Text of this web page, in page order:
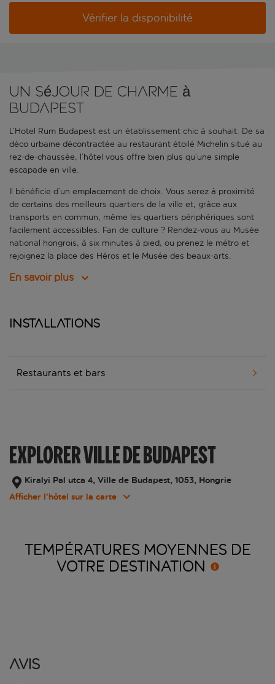
Vérifier la disponibilité
Un séjour de charme à
Budapest
L’Hotel Rum Budapest est un établissement chic à souhait. De sa
déco urbaine décontractée au restaurant étoilé Michelin situé au
rez-de-chaussée, l’hôtel vous offre bien plus qu’une simple
escapade en ville.
Il bénéficie d’un emplacement de choix. Vous serez à proximité
de certains des meilleurs quartiers de la ville et, grâce aux
transports en commun, même les quartiers périphériques sont
facilement accessibles. Fan de culture ? Rendez-vous au Musée
national hongrois, à six minutes à pied, ou prenez le métro et
rejoignez la place des Héros et le Musée des beaux-arts.
En savoir plus
Installations
Restaurants et bars
EXPLORER VILLE DE BUDAPEST
Kiralyi Pal utca 4, Ville de Budapest, 1053, Hongrie
Afficher l’hôtel sur la carte
TEMPÉRATURES MOYENNES DE
VOTRE DESTINATION
Avis